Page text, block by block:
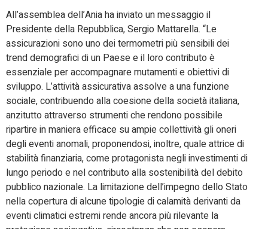
All’assemblea dell’Ania ha inviato un messaggio il
Presidente della Repubblica, Sergio Mattarella. “Le
assicurazioni sono uno dei termometri più sensibili dei
trend demografici di un Paese e il loro contributo è
essenziale per accompagnare mutamenti e obiettivi di
sviluppo. L’attività assicurativa assolve a una funzione
sociale, contribuendo alla coesione della società italiana,
anzitutto attraverso strumenti che rendono possibile
ripartire in maniera efficace su ampie collettività gli oneri
degli eventi anomali, proponendosi, inoltre, quale attrice di
stabilità finanziaria, come protagonista negli investimenti di
lungo periodo e nel contributo alla sostenibilità del debito
pubblico nazionale. La limitazione dell’impegno dello Stato
nella copertura di alcune tipologie di calamità derivanti da
eventi climatici estremi rende ancora più rilevante la